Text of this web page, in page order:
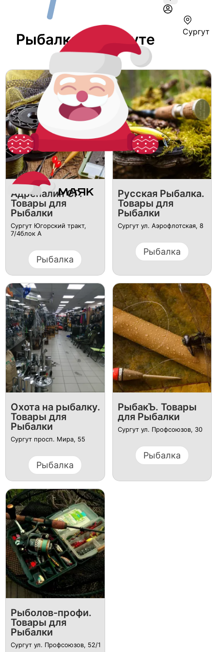
Сургут
Рыбалка В Сургуте
Адреналин СГ.
Товары для
Рыбалки
Сургут Югорский тракт,
7/4блок А
Рыбалка
Русская Рыбалка.
Товары для
Рыбалки
Сургут ул. Аэрофлотская, 8
Рыбалка
Охота на рыбалку.
Товары для
Рыбалки
Сургут просп. Мира, 55
Рыбалка
РыбакЪ. Товары
для Рыбалки
Сургут ул. Профсоюзов, 30
Рыбалка
Рыболов-профи.
Товары для
Рыбалки
Сургут ул. Профсоюзов, 52/1